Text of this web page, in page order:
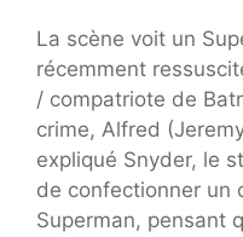
La scène voit un
récemment
/ compatriote de
crime, Alfred
expliqué Snyder, le
de confectionner un
Superman, pensant